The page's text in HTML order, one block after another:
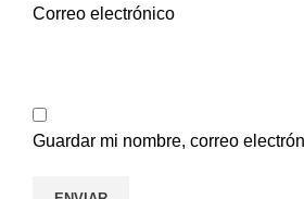
Correo electrónico
Guardar mi nombre, correo